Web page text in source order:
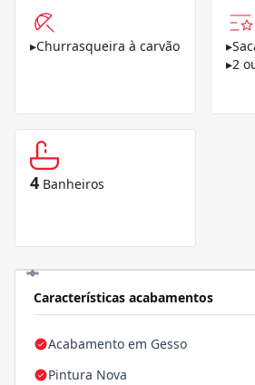
▸Churrasqueira à carvão ▸
▸2
4 Banheiros
Características acabamentos
Acabamento em Gesso
Pintura Nova